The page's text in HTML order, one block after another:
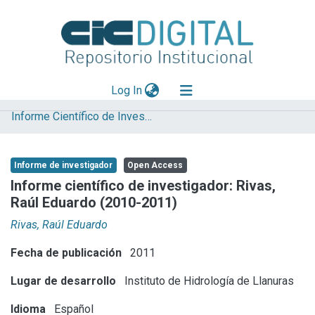
Log In(current)
Explorar
Aportar material
Statistics
Informe Científico de Investigador
Informe de investigador Open Access
Informe científico de investigador: Rivas,
Raúl Eduardo (2010-2011)
Rivas, Raúl Eduardo
Fecha de publicación 2011
Lugar de desarrollo Instituto de Hidrología de Llanuras
Idioma Español